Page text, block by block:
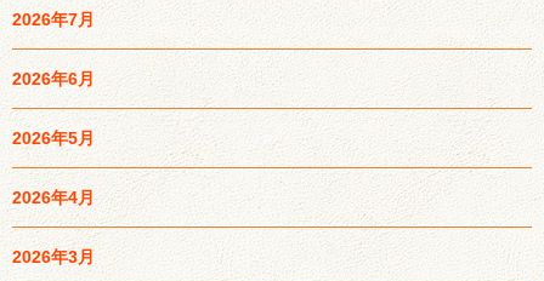
2026年7月
2026年6月
2026年5月
2026年4月
2026年3月